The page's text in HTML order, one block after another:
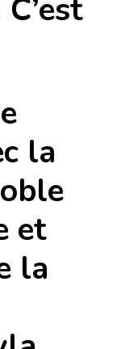
la
et
la